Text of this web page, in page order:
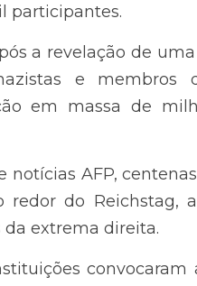
de uma
AfD, na qual foi
"cidadãos não
a sede do
convocaram a
de cordão